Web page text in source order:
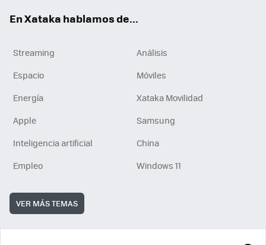
En Xataka hablamos de...
Streaming
Análisis
Espacio
Móviles
Energía
Xataka Movilidad
Apple
Samsung
Inteligencia artificial
China
Empleo
Windows 11
VER MÁS TEMAS